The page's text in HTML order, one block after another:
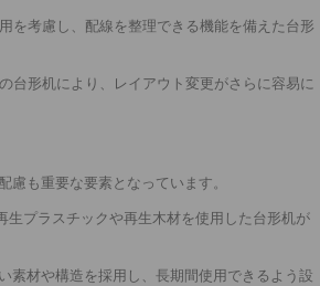
を考慮し、配線を整理できる機能を備えた台形
台形机により、レイアウト変更がさらに容易に
慮も重要な要素となっています。
生プラスチックや再生木材を使用した台形机が
素材や構造を採用し、長期間使用できるよう設